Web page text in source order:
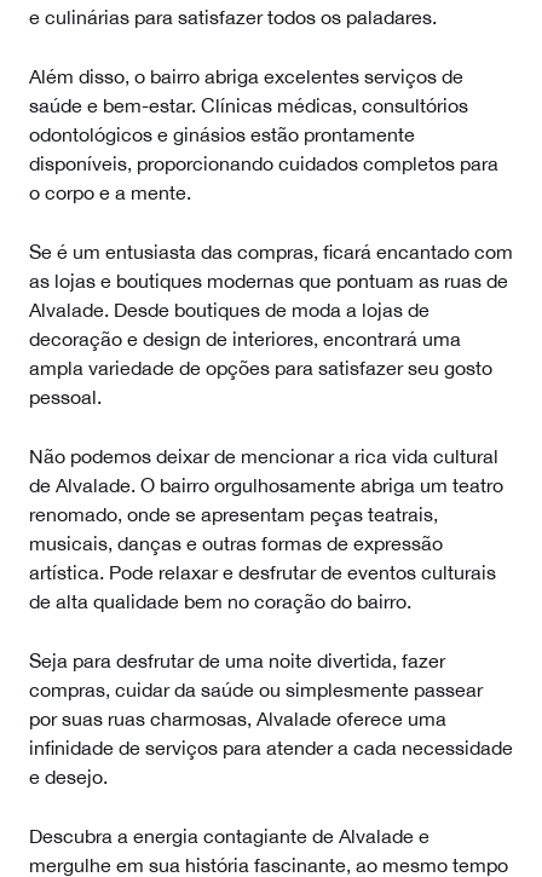
e culinárias para satisfazer todos os paladares.
Além disso, o bairro abriga excelentes serviços de
saúde e bem-estar. Clínicas médicas, consultórios
odontológicos e ginásios estão prontamente
disponíveis, proporcionando cuidados completos para
o corpo e a mente.
Se é um entusiasta das compras, ficará encantado com
as lojas e boutiques modernas que pontuam as ruas de
Alvalade. Desde boutiques de moda a lojas de
decoração e design de interiores, encontrará uma
ampla variedade de opções para satisfazer seu gosto
pessoal.
Não podemos deixar de mencionar a rica vida cultural
de Alvalade. O bairro orgulhosamente abriga um teatro
renomado, onde se apresentam peças teatrais,
musicais, danças e outras formas de expressão
artística. Pode relaxar e desfrutar de eventos culturais
de alta qualidade bem no coração do bairro.
Seja para desfrutar de uma noite divertida, fazer
compras, cuidar da saúde ou simplesmente passear
por suas ruas charmosas, Alvalade oferece uma
infinidade de serviços para atender a cada necessidade
e desejo.
Descubra a energia contagiante de Alvalade e
mergulhe em sua história fascinante, ao mesmo tempo